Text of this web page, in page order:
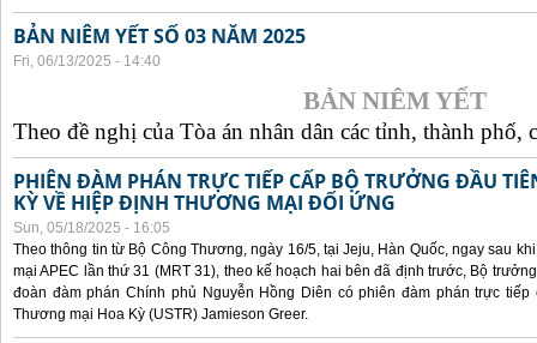
BẢN NIÊM YẾT SỐ 03 NĂM 2025
Fri, 06/13/2025 - 14:40
BẢN NIÊM YẾT
Theo đề nghị của Tòa án nhân dân các tỉnh, thành phố,
PHIÊN ĐÀM PHÁN TRỰC TIẾP CẤP BỘ TRƯỞNG ĐẦU
KỲ VỀ HIỆP ĐỊNH THƯƠNG MẠI ĐỐI ỨNG
Sun, 05/18/2025 - 16:05
Theo thông tin từ Bộ Công Thương, ngày 16/5, tại Jeju, Hàn Quốc, ngay sau
mại APEC lần thứ 31 (MRT 31), theo kế hoạch hai bên đã định trước, Bộ
đoàn đàm phán Chính phủ Nguyễn Hồng Diên có phiên đàm phán trực
Thương mại Hoa Kỳ (USTR) Jamieson Greer.